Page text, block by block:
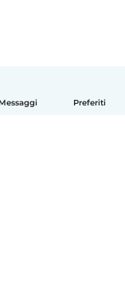
Messaggi Preferiti